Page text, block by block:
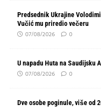
Predsednik Ukrajine
Vučić mu priredio večeru
07/08/2026 0
U napadu Huta na
07/08/2026 0
Dve osobe poginule, više od